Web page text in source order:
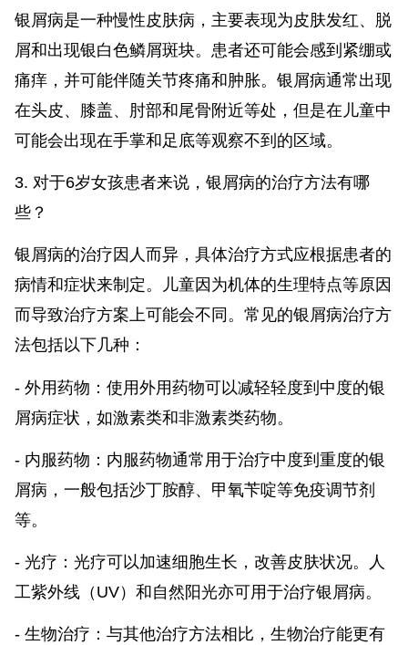
银屑病是一种慢性皮肤病，主要表现为皮肤发红、脱
屑和出现银白色鳞屑斑块。患者还可能会感到紧绷或
痛痒，并可能伴随关节疼痛和肿胀。银屑病通常出现
在头皮、膝盖、肘部和尾骨附近等处，但是在儿童中
可能会出现在手掌和足底等观察不到的区域。
3. 对于6岁女孩患者来说，银屑病的治疗方法有哪
些？
银屑病的治疗因人而异，具体治疗方式应根据患者的
病情和症状来制定。儿童因为机体的生理特点等原因
而导致治疗方案上可能会不同。常见的银屑病治疗方
法包括以下几种：
- 外用药物：使用外用药物可以减轻轻度到中度的银
屑病症状，如激素类和非激素类药物。
- 内服药物：内服药物通常用于治疗中度到重度的银
屑病，一般包括沙丁胺醇、甲氧苄啶等免疫调节剂
等。
- 光疗：光疗可以加速细胞生长，改善皮肤状况。人
工紫外线（UV）和自然阳光亦可用于治疗银屑病。
- 生物治疗：与其他治疗方法相比，生物治疗能更有